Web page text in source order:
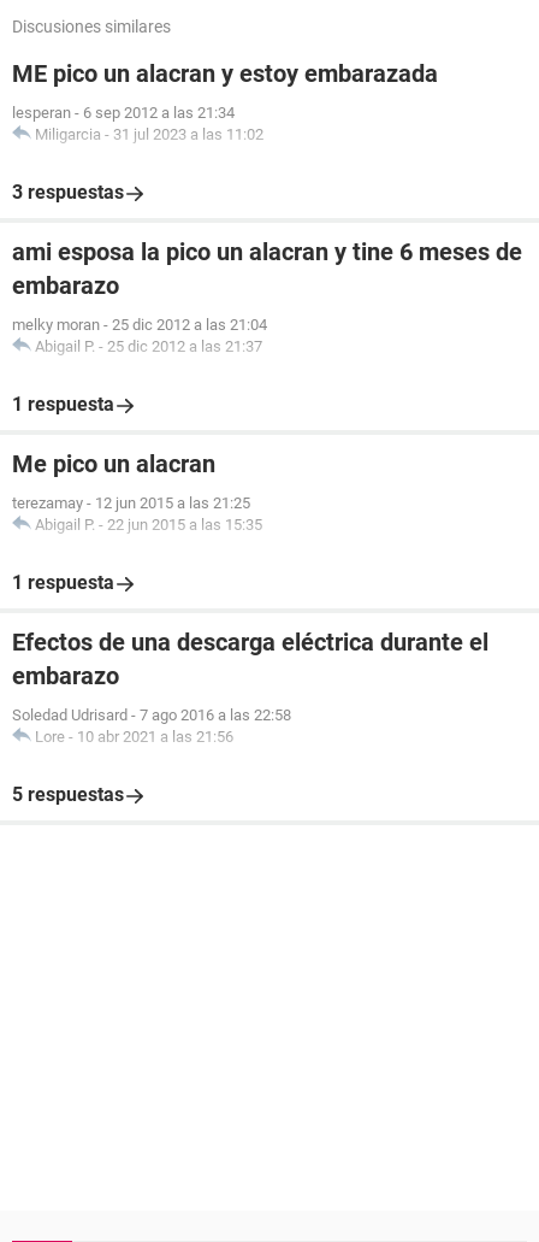
Discusiones similares
ME pico un alacran y estoy embarazada
lesperan - 6 sep 2012 a las 21:34
Miligarcia - 31 jul 2023 a las 11:02
3 respuestas
ami esposa la pico un alacran y tine 6 meses de
embarazo
melky moran - 25 dic 2012 a las 21:04
Abigail P. - 25 dic 2012 a las 21:37
1 respuesta
Me pico un alacran
terezamay - 12 jun 2015 a las 21:25
Abigail P. - 22 jun 2015 a las 15:35
1 respuesta
Efectos de una descarga eléctrica durante el
embarazo
Soledad Udrisard - 7 ago 2016 a las 22:58
Lore - 10 abr 2021 a las 21:56
5 respuestas